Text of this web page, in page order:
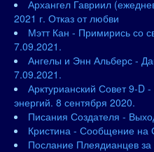
Архангел Гавриил
2021 г. Отказ от любви
Мэтт Кан - Примирись со
7.09.2021.
Ангелы и Энн Альберс -
7.09.2021.
Арктурианский Совет 9-D
энергий. 8 сентября 2020.
Писания Создателя -
Кристина - Сообщение
Послание Плеядианцев